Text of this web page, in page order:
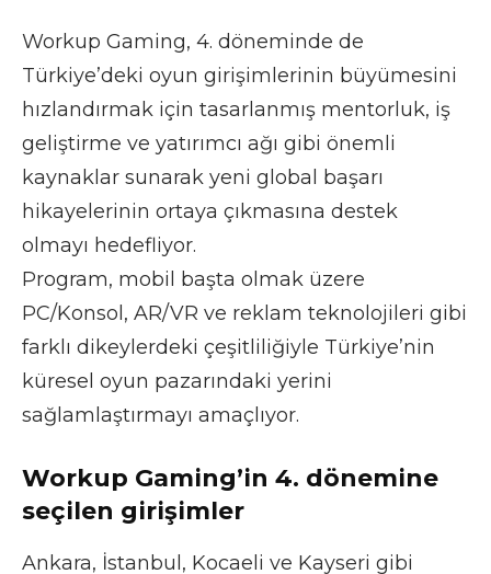
Workup Gaming, 4. döneminde de
Türkiye’deki oyun girişimlerinin büyümesini
hızlandırmak için tasarlanmış mentorluk, iş
geliştirme ve yatırımcı ağı gibi önemli
kaynaklar sunarak yeni global başarı
hikayelerinin ortaya çıkmasına destek
olmayı hedefliyor.
Program, mobil başta olmak üzere
PC/Konsol, AR/VR ve reklam teknolojileri gibi
farklı dikeylerdeki çeşitliliğiyle Türkiye’nin
küresel oyun pazarındaki yerini
sağlamlaştırmayı amaçlıyor.
Workup Gaming’in 4. dönemine
seçilen girişimler
Ankara, İstanbul, Kocaeli ve Kayseri gibi